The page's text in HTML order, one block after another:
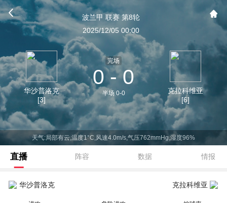
波兰甲 联赛 第8轮
2025/12/05 00:00
华沙普洛克
[3]
完场
0 - 0
半场 0-0
克拉科维亚
[6]
天气:局部有云,温度1°C,风速4.0m/s,气压762mmHg,湿度96%
直播 阵容 数据 情报
华沙普洛克 克拉科维亚